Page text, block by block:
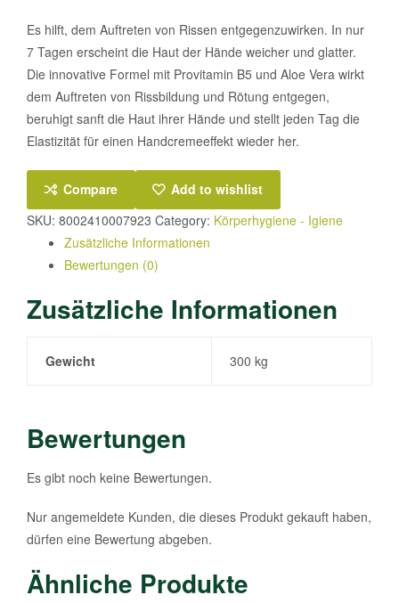
Es hilft, dem Auftreten von Rissen entgegenzuwirken. In nur
7 Tagen erscheint die Haut der Hände weicher und glatter.
Die innovative Formel mit Provitamin B5 und Aloe Vera wirkt
dem Auftreten von Rissbildung und Rötung entgegen,
beruhigt sanft die Haut ihrer Hände und stellt jeden Tag die
Elastizität für einen Handcremeeffekt wieder her.
Compare
Add to wishlist
SKU: 8002410007923 Category: Körperhygiene - Igiene
Zusätzliche Informationen
Bewertungen (0)
Zusätzliche Informationen
Gewicht 300 kg
Bewertungen
Es gibt noch keine Bewertungen.
Nur angemeldete Kunden, die dieses Produkt gekauft haben,
dürfen eine Bewertung abgeben.
Ähnliche Produkte